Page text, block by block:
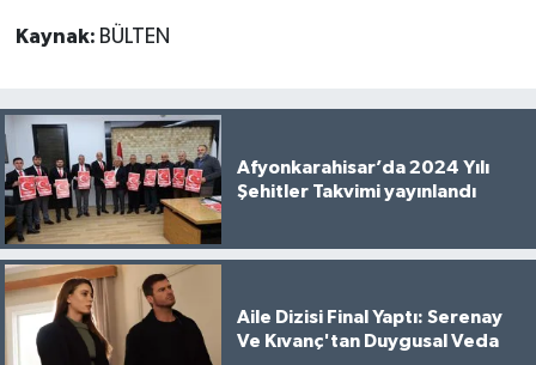
Kaynak: BÜLTEN
Afyonkarahisar’da 2024 Yılı
Şehitler Takvimi yayınlandı
Aile Dizisi Final Yaptı: Serenay
Ve Kıvanç'tan Duygusal Veda